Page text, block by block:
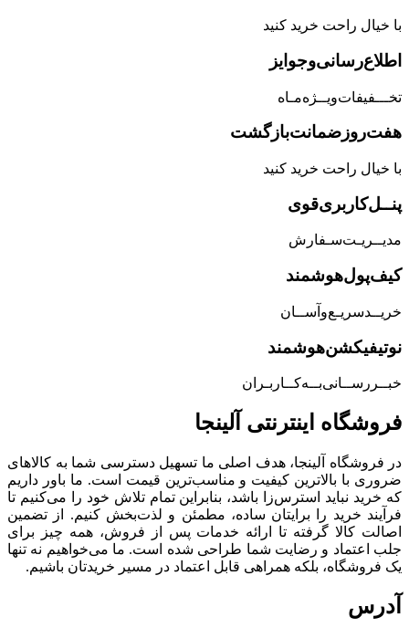
با خیال راحت خرید کنید
اطلاع‌رسانی‌و‌جوایز
تخـــفیفات‌ویــژه‌مـاه
هفت‌روز‌ضمانت‌بازگشت
با خیال راحت خرید کنید
پنــل‌کاربری‌قوی
مدیــریـت‌سـفارش
کیف‌پول‌هوشمند
خریــد‌سریـع‌و‌آســان
نوتیفیکشن‌هوشمند
خبــررســانی‌بــه‌کــاربـران
فروشگاه‌ اینترنتی‌ آلینجا
در فروشگاه آلینجا، هدف اصلی ما تسهیل دسترسی شما به کالاهای
ضروری با بالاترین کیفیت و مناسب‌ترین قیمت است. ما باور داریم
که خرید نباید استرس‌زا باشد، بنابراین تمام تلاش خود را می‌کنیم تا
فرآیند خرید را برایتان ساده، مطمئن و لذت‌بخش کنیم. از تضمین
اصالت کالا گرفته تا ارائه خدمات پس از فروش، همه چیز برای
جلب اعتماد و رضایت شما طراحی شده است. ما می‌خواهیم نه تنها
یک فروشگاه، بلکه همراهی قابل اعتماد در مسیر خریدتان باشیم.
آدرس